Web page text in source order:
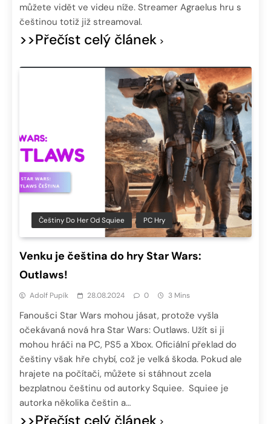
můžete vidět ve videu níže. Streamer Agraelus hru s
češtinou totiž již streamoval.
>>Přečíst celý článek
Češtiny Do Her Od Squiee PC Hry
Venku je čeština do hry Star Wars:
Outlaws!
Adolf Pupík 28.08.2024 0 3 Mins
Fanoušci Star Wars mohou jásat, protože vyšla
očekávaná nová hra Star Wars: Outlaws. Užít si ji
mohou hráči na PC, PS5 a Xbox. Oficiální překlad do
češtiny však hře chybí, což je velká škoda. Pokud ale
hrajete na počítači, můžete si stáhnout zcela
bezplatnou češtinu od autorky Squiee. Squiee je
autorka několika češtin a…
>>Přečíst celý článek